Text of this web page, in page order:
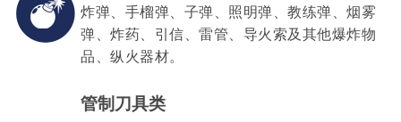
炸弹、手榴弹、子弹、照明弹、教练弹、烟雾
弹、炸药、引信、雷管、导火索及其他爆炸物
品、纵火器材。
管制刀具类